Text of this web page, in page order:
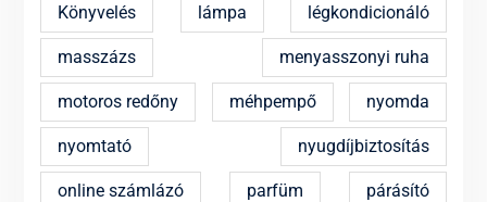
Könyvelés lámpa légkondicionáló
masszázs menyasszonyi ruha
motoros redőny méhpempő nyomda
nyomtató nyugdíjbiztosítás
online számlázó parfüm párásító